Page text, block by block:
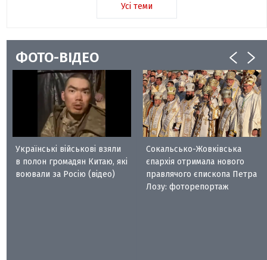
Усі теми
ФОТО-ВІДЕО
Українські військові взяли
в полон громадян Китаю, які
воювали за Росію (відео)
Сокальсько-Жовківська
єпархія отримала нового
правлячого єпископа Петра
Лозу: фоторепортаж